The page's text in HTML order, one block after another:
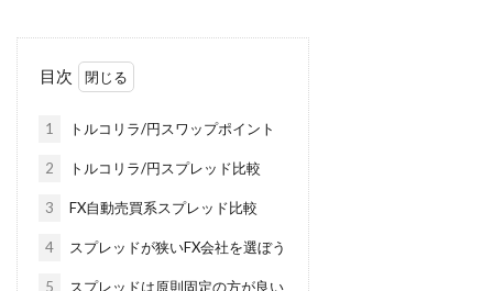
目次
1 トルコリラ/円スワップポイント
2 トルコリラ/円スプレッド比較
3 FX自動売買系スプレッド比較
4 スプレッドが狭いFX会社を選ぼう
5 スプレッドは原則固定の方が良い